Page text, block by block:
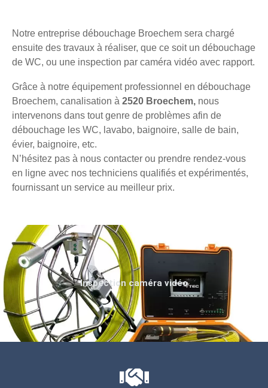
Notre entreprise débouchage Broechem sera chargé
ensuite des travaux à réaliser, que ce soit un débouchage
de WC, ou une inspection par caméra vidéo avec rapport.
Grâce à notre équipement professionnel en débouchage
Broechem, canalisation à 2520 Broechem, nous
intervenons dans tout genre de problèmes afin de
débouchage les WC, lavabo, baignoire, salle de bain,
évier, baignoire, etc.
N’hésitez pas à nous contacter ou prendre rendez-vous
en ligne avec nos techniciens qualifiés et expérimentés,
fournissant un service au meilleur prix.
Inspection caméra vidéo